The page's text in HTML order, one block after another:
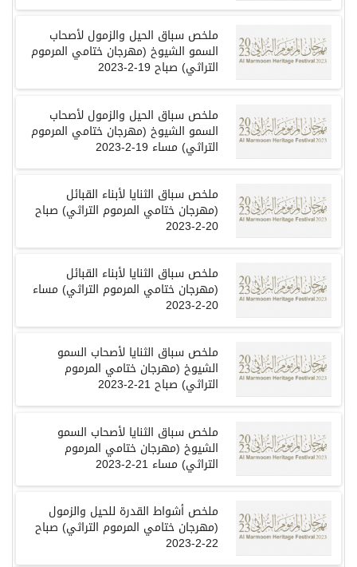
ملخص سباق الحيل والزمول لأصحاب
السمو الشيوخ (مهرجان ختامي المرموم
التراثي)صباح19-2-2023
ملخص سباق الحيل والزمول لأصحاب
السمو الشيوخ (مهرجان ختامي المرموم
التراثي)مساء 19-2-2023
ملخص سباق الثنايا لأبناء القبائل
(مهرجان ختامي المرموم التراثي)صباح
20-2-2023
ملخص سباق الثنايا لأبناء القبائل
(مهرجان ختامي المرموم التراثي)مساء
20-2-2023
ملخص سباق الثنايا لأصحاب السمو
الشيوخ (مهرجان ختامي المرموم
التراثي)صباح21-2-2023
ملخص سباق الثنايا لأصحاب السمو
الشيوخ (مهرجان ختامي المرموم
التراثي)مساء 21-2-2023
ملخص أشواط القدرة للحيل والزمول
(مهرجان ختامي المرموم التراثي)صباح
22-2-2023